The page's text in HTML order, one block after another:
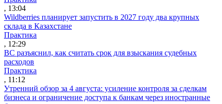
, 13:04
Wildberries планирует запустить в 2027 году два крупных
склада в Казахстане
Практика
, 12:29
ВС разъяснил, как считать срок для взыскания судебных
расходов
Практика
, 11:12
Утренний обзор за 4 августа: усиление контроля за сделкам
бизнеса и ограничение доступа к банкам через иностранные